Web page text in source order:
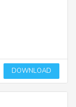
DOWNLOAD